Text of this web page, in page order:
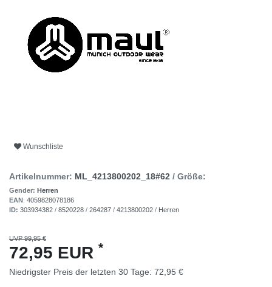
Wunschliste
Artikelnummer: ML_4213800202_18#62 / Größe:
Gender: Herren
EAN: 4059828078186
ID: 303934382 / 8520228 / 264287 / 4213800202 / Herren
UVP 99,95 €
72,95 EUR *
Niedrigster Preis der letzten 30 Tage: 72,95 €